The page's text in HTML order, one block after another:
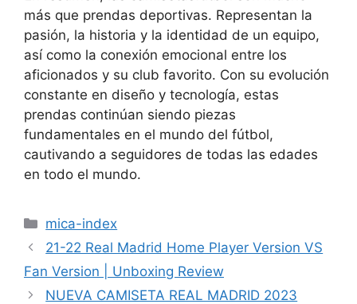
más que prendas deportivas. Representan la
pasión, la historia y la identidad de un equipo,
así como la conexión emocional entre los
aficionados y su club favorito. Con su evolución
constante en diseño y tecnología, estas
prendas continúan siendo piezas
fundamentales en el mundo del fútbol,
cautivando a seguidores de todas las edades
en todo el mundo.
Categorías
mica-index
21-22 Real Madrid Home Player Version VS
Fan Version | Unboxing Review
NUEVA CAMISETA REAL MADRID 2023